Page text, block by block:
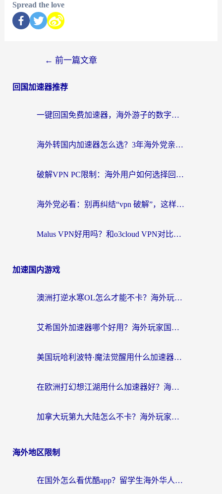
Spread the love
← 前一篇文章
回国加速器推荐
一键回国免费加速器，海外游子的数字归乡路
海外转国内加速器怎么选？3年海外党亲测指南，无缝刷剧玩游戏不再难
破解VPN PC限制：海外用户如何选择回国加速器实现无缝访问国内资源
海外党必看：别再纠结“vpn 破解”，这样选回国加速器才能真正无缝访问国内资源
Malus VPN好用吗？和o3cloud VPN对比哪个回国效果更好？
加速国内游戏
澳洲打逆水寒OL怎么才能不卡？海外玩家国服游戏加速终极指南（附梦幻模拟战地铁跑酷解决办法）
艾希国外加速器哪个好用？海外玩家国服游戏畅玩终极指南（附欧洲玩鸣潮街头篮球实测）
美国玩哈利波特·魔法觉醒用什么加速器？告别延迟的终极指南（含免费QQ炫舞方案+印尼妄想山海秘籍）
在欧洲打幻想江湖用什么加速器好？海外玩家国服游戏畅玩指南
加拿大玩第九大陆怎么不卡？海外玩家国服游戏加速全攻略（附足球世界萤火突击实测）
海外地区限制
在国外怎么看优酷app？留学生海外华人必看的无限制追剧指南